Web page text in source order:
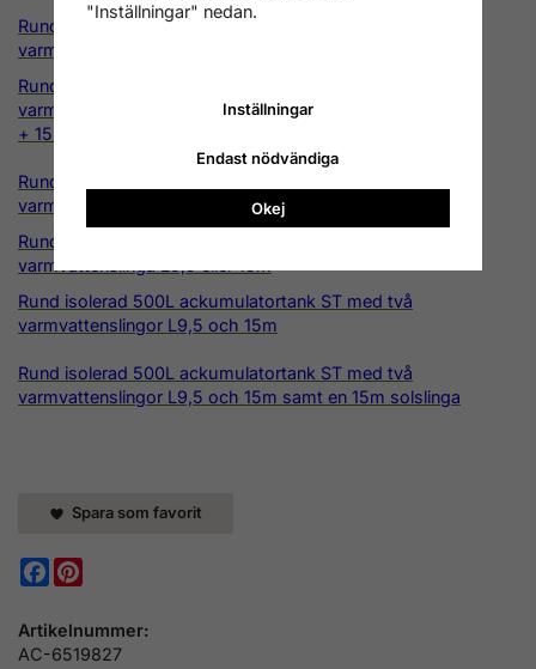
Spara som favorit
Facebook
Artikelnummer:
AC-6519827
Rund isolerad 500L ackumulatortank ST med 200L
varmvattenberedare
Rund isolerad 500L ackumulatortank ST med 200L
varmvattenberedare
+ 15m solslinga
Rund isolerad 500L ackumulatortank ST med 300L
varmvattenberedare
Rund isolerad 500L ackumulatortank ST med en
varmvattenslinga L9,5 eller 15m
Rund isolerad 500L ackumulatortank ST med två
varmvattenslingor L9,5 och 15m
Rund isolerad 500L ackumulatortank ST med två
varmvattenslingor L9,5 och 15m samt en 15m solslinga
"Inställningar" nedan.
Inställningar
Endast nödvändiga
Okej